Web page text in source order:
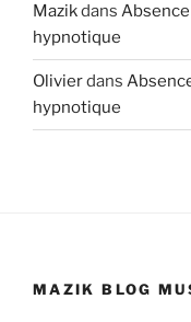
Mazikdans
hypnotique
Olivierdans
hypnotique
MAZIK BLOG